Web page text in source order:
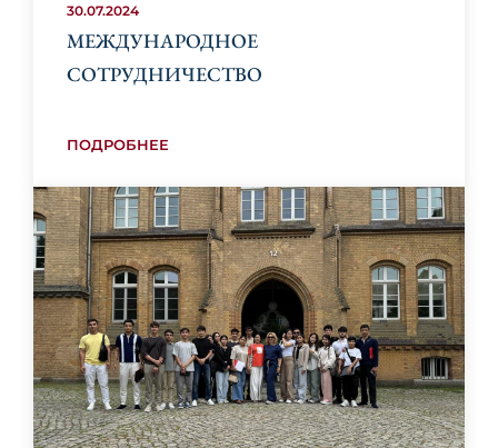
30.07.2024
МЕЖДУНАРОДНОЕ
СОТРУДНИЧЕСТВО
ПОДРОБНЕЕ